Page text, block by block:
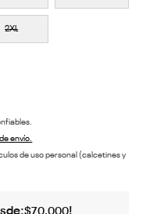
2XL
envío.
de uso personal (calcetines y
$70.000